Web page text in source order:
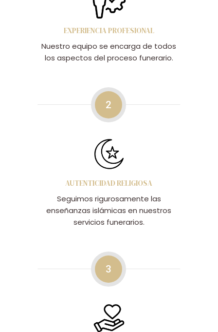
EXPERIENCIA PROFESIONAL
Nuestro equipo se encarga de todos
los aspectos del proceso funerario.
2
AUTENTICIDAD RELIGIOSA
Seguimos rigurosamente las
enseñanzas islámicas en nuestros
servicios funerarios.
3